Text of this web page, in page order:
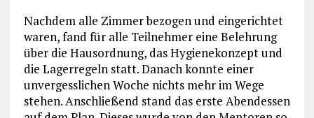
Nachdem alle Zimmer bezogen und eingerichtet
waren, fand für alle Teilnehmer eine Belehrung
über die Hausordnung, das Hygienekonzept und
die Lagerregeln statt. Danach konnte einer
unvergesslichen Woche nichts mehr im Wege
stehen. Anschließend stand das erste Abendessen